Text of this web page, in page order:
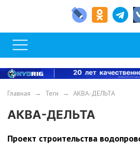
Главная → Теги → АКВА-ДЕЛЬТА
АКВА-ДЕЛЬТА
Проект строительства